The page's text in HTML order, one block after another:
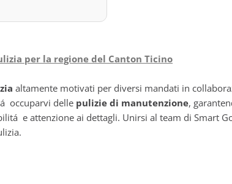
per la regione del Canton Ticino
altamente motivati per diversi mandati in
occuparvi delle pulizie di manutenzione,
e attenzione ai dettagli. Unirsi al team di Smart